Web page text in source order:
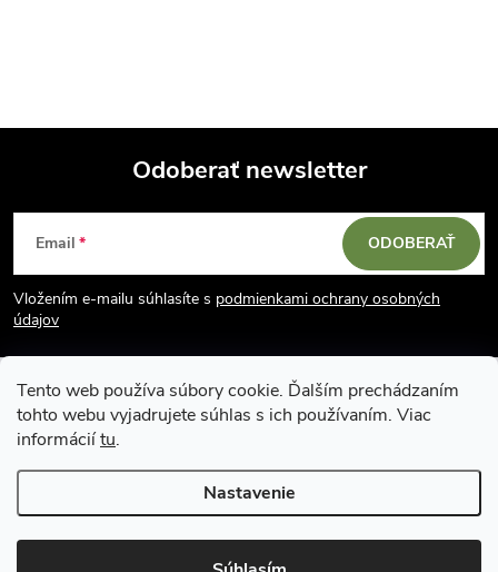
Tento web používa súbory cookie. Ďalším prechádzaním
tohto webu vyjadrujete súhlas s ich používaním. Viac
informáciítu.
Nastavenie
Z
á
p
ä
e
Odoberať newsletter
Email
Vložením e-mailu súhlasíte s podmienkami ochrany osobných
údajov
ODOBERAŤ
Copyright 2026Vodácky obchod SUN sport. Všetky práva vyhradené.
Upraviť nastavenie cookies